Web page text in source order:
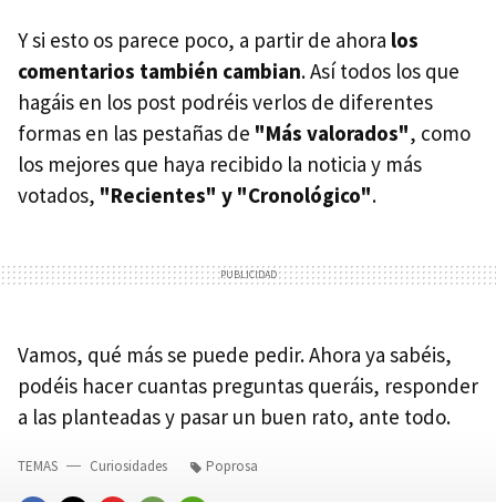
Y si esto os parece poco, a partir de ahora los
comentarios también cambian. Así todos los que
hagáis en los post podréis verlos de diferentes
formas en las pestañas de "Más valorados", como
los mejores que haya recibido la noticia y más
votados, "Recientes" y "Cronológico".
Vamos, qué más se puede pedir. Ahora ya sabéis,
podéis hacer cuantas preguntas queráis, responder
a las planteadas y pasar un buen rato, ante todo.
TEMAS Curiosidades Poprosa